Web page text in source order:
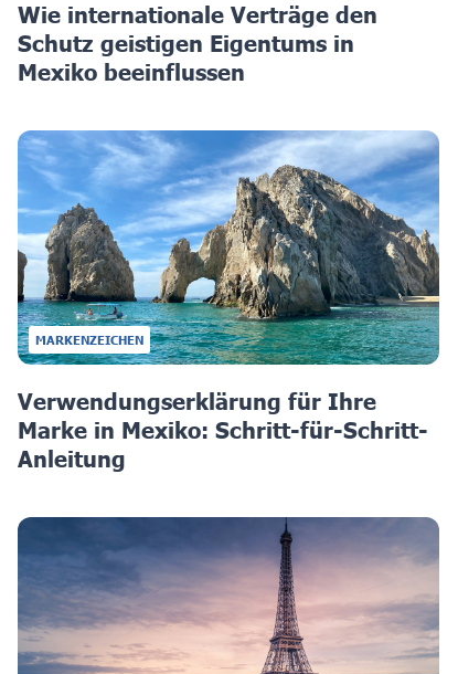
Wie internationale Verträge den
Schutz geistigen Eigentums in
Mexiko beeinflussen
MARKENZEICHEN
Verwendungserklärung für Ihre
Marke in Mexiko: Schritt-für-Schritt-
Anleitung